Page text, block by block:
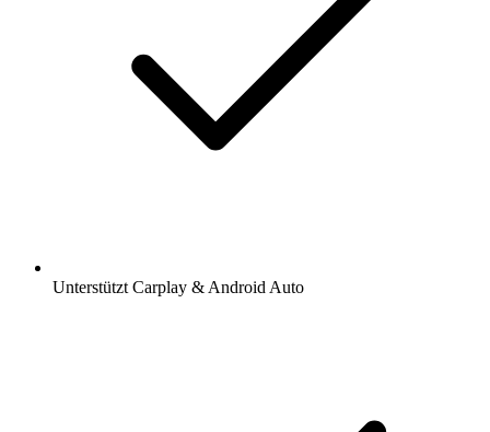
Unterstützt Carplay & Android Auto